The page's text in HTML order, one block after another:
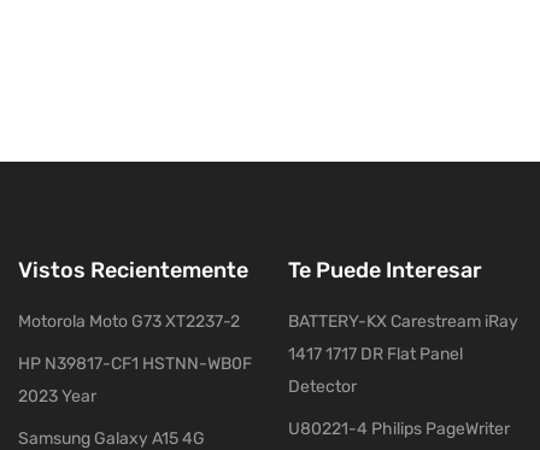
Vistos Recientemente
Motorola Moto G73 XT2237-2
HP N39817-CF1 HSTNN-WB0F
2023 Year
Samsung Galaxy A15 4G
Te Puede Interesar
BATTERY-KX Carestream iRay
1417 1717 DR Flat Panel
Detector
U80221-4 Philips PageWriter